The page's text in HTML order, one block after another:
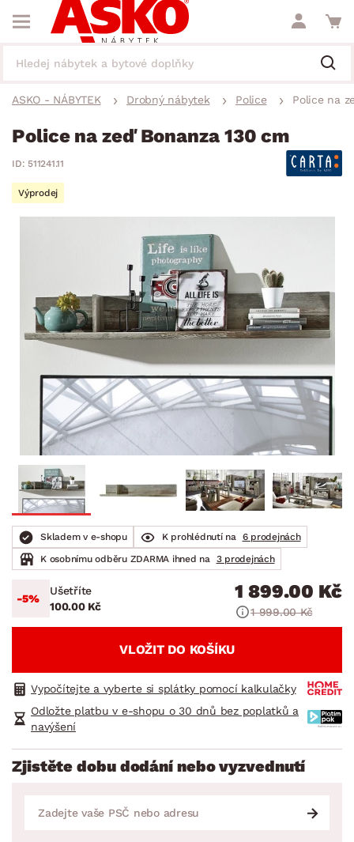
ASKO - NÁBYTEK Drobný nábytek Police Police na
Police na zeď Bonanza 130 cm
ID: 511241.11
Výprodej
Skladem v e-shopu K prohlédnutí na
6 prodejnách
K osobnímu odběru ZDARMA ihned na
3 prodejnách
-5%
Ušetříte
100.00 Kč
1 899.00 Kč
1 999.00 Kč
VLOŽIT DO KOŠÍKU
Vypočítejte a vyberte si splátky pomocí kalkulačky
Odložte platbu v e-shopu o 30 dnů bez poplatků a
navýšení
Zjistěte dobu dodání nebo vyzvednutí